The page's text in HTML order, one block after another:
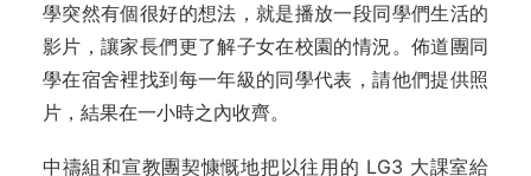
學突然有個很好的想法，就是播放一段同學們生活的
影片，讓家長們更了解子女在校園的情況。佈道團同
學在宿舍裡找到每一年級的同學代表，請他們提供照
片，結果在一小時之內收齊。
中禱組和宣教團契慷慨地把以往用的 LG3 大課室給